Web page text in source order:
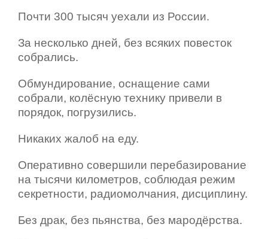
Почти 300 тысяч уехали из России.
За несколько дней, без всяких повесток
собрались.
Обмундирование, оснащение сами
собрали, колёсную технику привели в
порядок, погрузились.
Никаких жалоб на еду.
Оперативно совершили перебазирование
на тысячи километров, соблюдая режим
секретности, радиомолчания, дисциплину.
Без драк, без пьянства, без мародёрства.